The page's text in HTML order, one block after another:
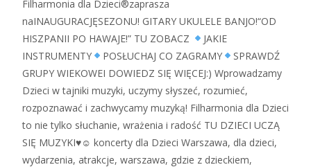
Filharmonia dla Dzieci®zaprasza
naINAUGURACJĘSEZONU! GITARY UKULELE BANJO!“OD
HISZPANII PO HAWAJE!” TU ZOBACZ
JAKIE
INSTRUMENTY
POSŁUCHAJ CO ZAGRAMY
SPRAWDŹ
GRUPY WIEKOWEI DOWIEDZ SIĘ WIĘCEJ:) Wprowadzamy
Dzieci w tajniki muzyki, uczymy słyszeć, rozumieć,
rozpoznawać i zachwycamy muzyką! Filharmonia dla Dzieci
to nie tylko słuchanie, wrażenia i radość TU DZIECI UCZĄ
SIĘ MUZYKI♥☺ koncerty dla Dzieci Warszawa, dla dzieci,
wydarzenia, atrakcje, warszawa, gdzie z dzieckiem,